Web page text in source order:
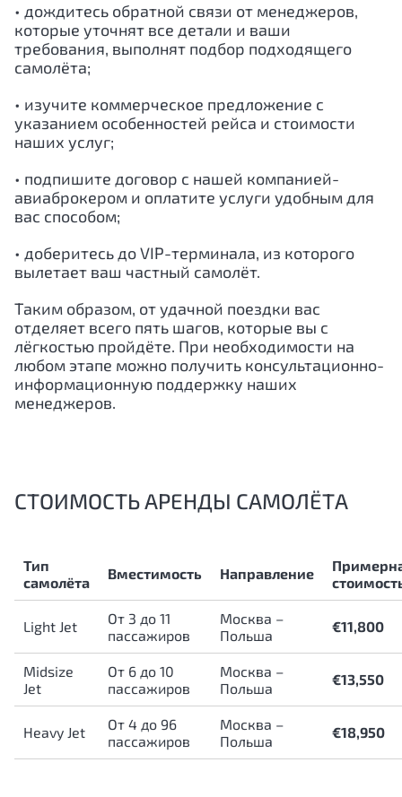
• дождитесь обратной связи от менеджеров,
которые уточнят все детали и ваши
требования, выполнят подбор подходящего
самолёта;
• изучите коммерческое предложение с
указанием особенностей рейса и стоимости
наших услуг;
• подпишите договор с нашей компанией-
авиаброкером и оплатите услуги удобным для
вас способом;
• доберитесь до VIP-терминала, из которого
вылетает ваш частный самолёт.
Таким образом, от удачной поездки вас
отделяет всего пять шагов, которые вы с
лёгкостью пройдёте. При необходимости на
любом этапе можно получить консультационно-
информационную поддержку наших
менеджеров.
СТОИМОСТЬ АРЕНДЫ САМОЛЁТА
Тип
самолёта
Вместимость Направление
Light Jet
От 3 до 11
пассажиров
Москва –
Польша
€11,800
Midsize
Jet
От 6 до 10
пассажиров
Москва –
Польша
€13,550
Heavy Jet
От 4 до 96
пассажиров
Москва –
Польша
€18,950